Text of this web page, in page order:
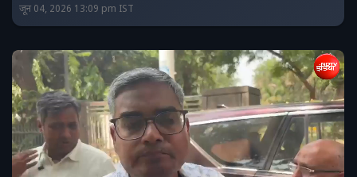
जून 04, 2026 13:09 pm IST